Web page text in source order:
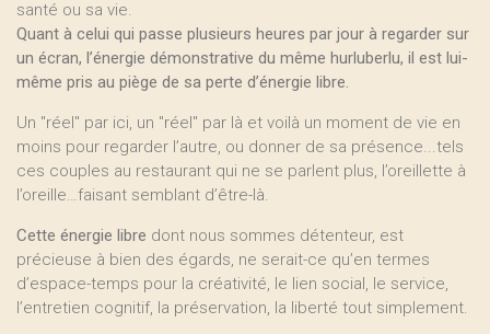
santé ou sa vie.
Quant à celui qui passe plusieurs heures par jour à regarder sur
un écran, l’énergie démonstrative du même hurluberlu, il est lui-
même pris au piège de sa perte d’énergie libre.
Un "réel" par ici, un "réel" par là et voilà un moment de vie en
moins pour regarder l’autre, ou donner de sa présence...tels
ces couples au restaurant qui ne se parlent plus, l’oreillette à
l’oreille…faisant semblant d’être-là.
Cette énergie libre dont nous sommes détenteur, est
précieuse à bien des égards, ne serait-ce qu’en termes
d’espace-temps pour la créativité, le lien social, le service,
l’entretien cognitif, la préservation, la liberté tout simplement.